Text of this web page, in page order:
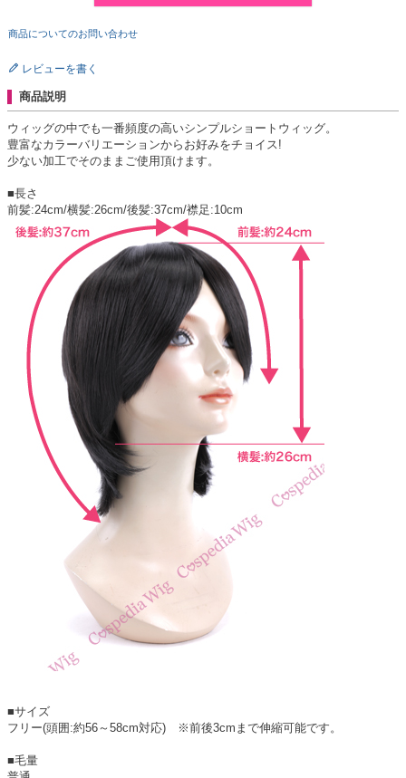
商品についてのお問い合わせ
レビューを書く
商品説明
ウィッグの中でも一番頻度の高いシンプルショートウィッグ。
豊富なカラーバリエーションからお好みをチョイス!
少ない加工でそのままご使用頂けます。
■長さ
前髪:24cm/横髪:26cm/後髪:37cm/襟足:10cm
■サイズ
フリー(頭囲:約56～58cm対応) ※前後3cmまで伸縮可能です。
■毛量